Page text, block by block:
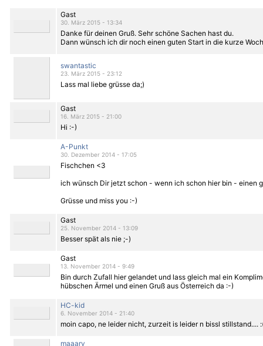
Gast
30. März 2015 - 13:34
Danke für deinen Gruß. Sehr schöne Sachen hast du.
Dann wünsch ich dir noch einen guten Start in die kurze
swantastic
23. März 2015 - 23:12
Lass mal liebe grüsse da;)
Gast
16. März 2015 - 21:00
Hi :-)
A-Punkt
30. Dezember 2014 - 17:05
Fischchen <3
ich wünsch Dir jetzt schon - wenn ich schon hier bin - einen
Grüsse und miss you :-)
Gast
25. November 2014 - 13:09
Besser spät als nie ;-)
Gast
13. November 2014 - 9:49
Bin durch Zufall hier gelandet und lass gleich mal ein
hübschen Ärmel und einen Gruß aus Österreich da :-)
HC-kid
6. November 2014 - 21:40
moin capo, ne leider nicht, zurzeit is leider n bissl stillstand....
maaarv